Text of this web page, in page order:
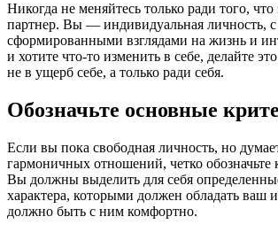
Никогда не меняйтесь только ради того, что
партнер. Вы — индивидуальная личность, с
сформированными взглядами на жизнь и
и хотите что-то изменить в себе, делайте
не в ущерб себе, а только ради себя.
Обозначьте основные
Если вы пока свободная личность, но
гармоничных отношений, четко обозначьте
Вы должны выделить для себя
характера, которыми должен обладать ваш
должно быть с ним комфортно.